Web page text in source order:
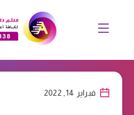
فبراير 14, 2022